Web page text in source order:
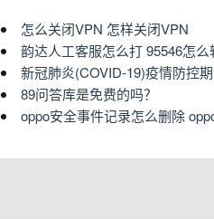
怎么关闭VPN 怎样关闭VPN
韵达人工客服怎么打 95546怎么
新冠肺炎(COVID-19)疫情防控
89问答库是免费的吗？
oppo安全事件记录怎么删除